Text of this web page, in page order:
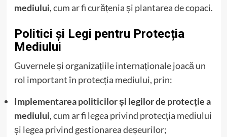
mediului, cum ar fi curățenia și plantarea de copaci.
Politici și Legi pentru Protecția
Mediului
Guvernele și organizațiile internaționale joacă un
rol important în protecția mediului, prin:
Implementarea politicilor și legilor de protecție a
mediului, cum ar fi legea privind protecția mediului
și legea privind gestionarea deșeurilor;